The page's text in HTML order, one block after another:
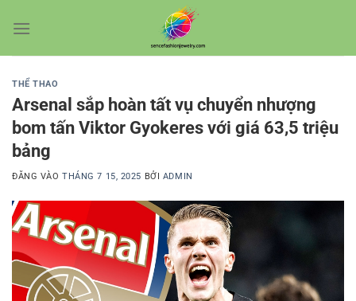
qua
THỂ THAO
Arsenal sắp hoàn tất vụ chuyển nhượng
bom tấn Viktor Gyokeres với giá 63,5 triệu
bảng
ĐĂNG VÀOTHÁNG 7 15, 2025 BỞI ADMIN